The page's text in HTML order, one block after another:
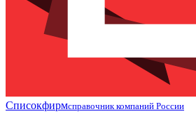
Списокфирмсправочник компаний России